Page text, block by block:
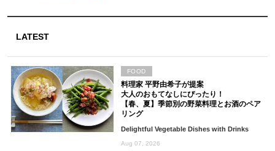
LATEST
料理家 平野由希子が提案
大人のおもてなしにぴったり！
【春、夏】季節別の野菜料理とお酒のペア
リング
Delightful Vegetable Dishes with Drinks
Aug 07, 2026
FOOD